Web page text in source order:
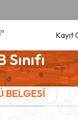
Kayıt
BELGESİ